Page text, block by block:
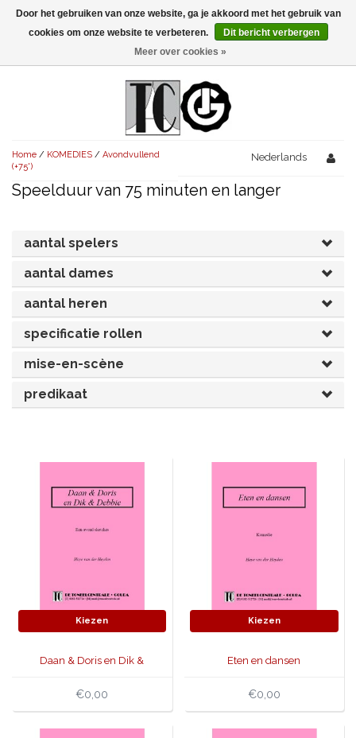
Menu
AVONDVULLEND (+75')
KORT (-30')
OVERIG (30'-75')
UITGELICHT!
AVONDVULLEND (+75')
KORT (-30')
OVERIG (30'-75')
UITGELICHT!
THRILLERS
AVONDVULLEND (+75')
OVERIG (30'-75')
SENIORENTONEEL
KORT (-30')
OVERIG (30'-75')
UITGELICHT!
SPEKTAKELSTUKKEN
JUBILEUMSTUK
KOSTUUMSTUK
MUSICAL
OVERIG
SINTERKLAASTONEEL
KERSTTONEEL
PAASTONEEL
HANDBOEKEN
RECHTEN REGELEN
Home / KOMEDIES / Avondvullend
(+75')
Nederlands
Speelduur van 75 minuten en langer
aantal spelers
aantal dames
aantal heren
specificatie rollen
mise-en-scène
predikaat
Kiezen
Daan & Doris en Dik &
€0,00
Kiezen
Eten en dansen
€0,00
Door het gebruiken van onze website, ga je akkoord met het gebruik van
cookies om onze website te verbeteren.
Dit bericht verbergen
Meer over cookies »